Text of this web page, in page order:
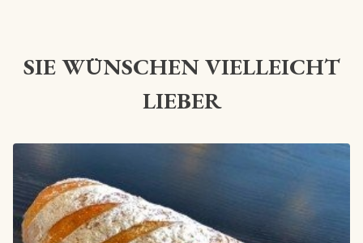
SIE WÜNSCHEN VIELLEICHT
LIEBER